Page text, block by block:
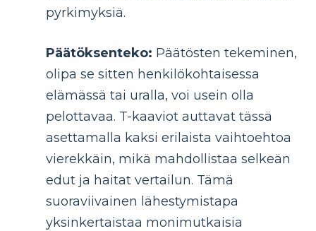
pyrkimyksiä.
Päätöksenteko: Päätösten tekeminen,
olipa se sitten henkilökohtaisessa
elämässä tai uralla, voi usein olla
pelottavaa. T-kaaviot auttavat tässä
asettamalla kaksi erilaista vaihtoehtoa
vierekkäin, mikä mahdollistaa selkeän
edut ja haitat vertailun. Tämä
suoraviivainen lähestymistapa
yksinkertaistaa monimutkaisia ​​